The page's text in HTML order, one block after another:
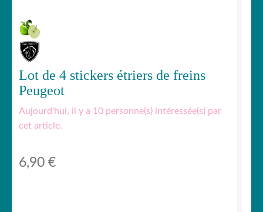
Lot de 4 stickers étriers de freins
Peugeot
Aujourd'hui, il y a 10 personne(s) intéressée(s) par
cet article.
6,90 €